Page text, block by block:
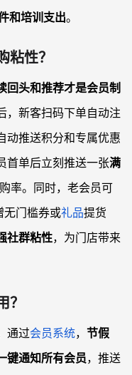
和培训支出。
粘性？
回头和推荐才是会员制
，新客扫码下单自动注
动推送积分和专属优惠
首单后立刻推送一张满
率。同时，老会员可
无门槛券或礼品提货
社群粘性，为门店带来
？
通过会员系统， 节假
键通知所有会员，推送